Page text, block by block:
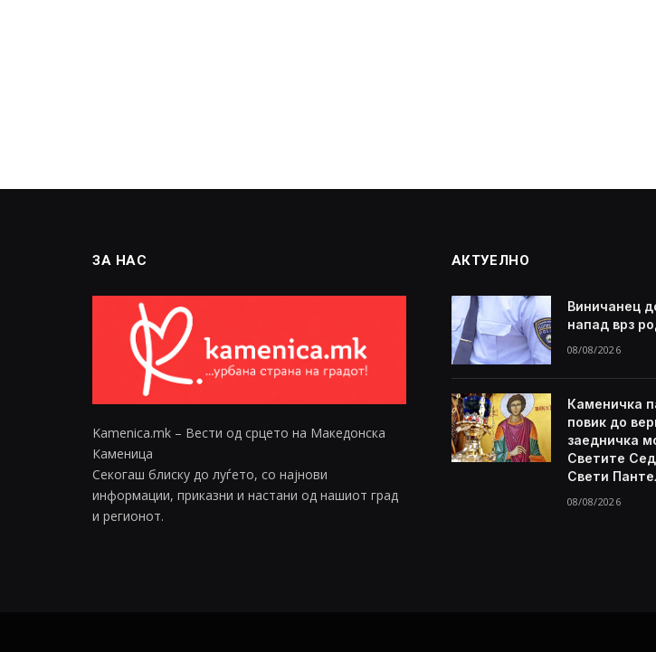
ЗА НАС
Kamenica.mk – Вести од срцето на Македонска
Каменица
Секогаш блиску до луѓето, со најнови
информации, приказни и настани од нашиот град
и регионот.
АКТУЕЛНО
Виничанец
напад врз
08/08/2026
Каменичка
повик до
заедничка
Светите
Свети
08/08/2026